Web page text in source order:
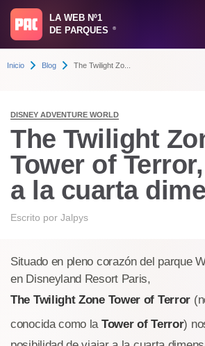
LA WEB Nº1
DE PARQUES
®
Inicio Blog The Twilight Zo...
DISNEY ADVENTURE WORLD
The Twilight
Tower of
a la cuarta
Escrito por Jalpys
Situado en pleno corazón del parque
en Disneyland Resort Paris,
The Twilight Zone Tower of Terror
conocida como la Tower of Terror)